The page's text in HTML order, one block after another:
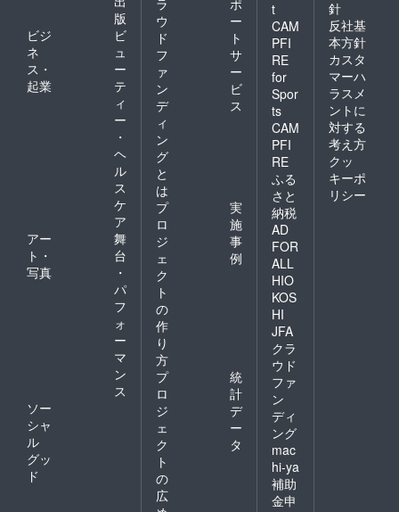
版
ビジ
ネ
ス・
起業
ビ
ュ
ー
テ
ィ
ー
・
ヘ
ル
ス
ケ
ア
アー
ト・
写真
舞
台
・
パ
フ
ォ
ー
マ
ン
ス
ソー
シャ
ル
グッ
ド
ラ
ウ
ド
フ
ァ
ン
デ
ィ
ン
グ
と
は
ポ
ー
ト
サ
ー
ビ
ス
プ
ロ
ジ
ェ
ク
ト
の
作
り
方
実
施
事
例
プ
ロ
ジ
ェ
ク
ト
の
広
統
計
デ
ー
タ
t
CAM
PFI
RE
for
Spor
ts
CAM
PFI
RE
ふる
さと
納税
AD
FOR
ALL
HIO
KOS
HI
JFA
クラ
ウド
ファ
ン
ディ
ング
mac
hi-ya
補助
金申
針
反社基
本方針
カスタ
マーハ
ラスメ
ントに
対する
考え方
クッ
キーポ
リシー